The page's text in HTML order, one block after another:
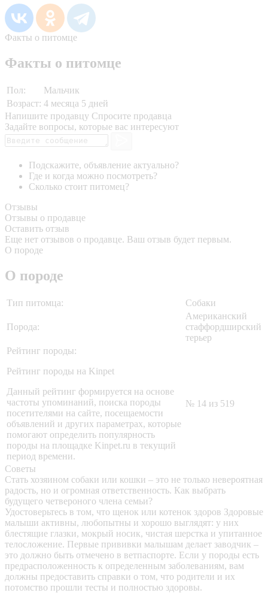
Факты о питомце
Факты о питомце
Пол:
Мальчик
Возраст: 4 месяца 5 дней
Напишите продавцу Спросите продавца
Задайте вопросы, которые вас интересуют
Подскажите, объявление актуально?
Где и когда можно посмотреть?
Сколько стоит питомец?
Отзывы
Отзывы о продавце
Оставить отзыв
Еще нет отзывов о продавце. Ваш отзыв будет первым.
О породе
О породе
Тип питомца: Собаки
Порода:
Американский
стаффордширский
терьер
Рейтинг породы:
Рейтинг породы на Kinpet
Данный рейтинг формируется на основе
частоты упоминаний, поиска породы
посетителями на сайте, посещаемости
объявлений и других параметрах, которые
помогают определить популярность
породы на площадке Kinpet.ru в текущий
период времени.
№ 14 из 519
Советы
Стать хозяином собаки или кошки – это не только невероятная
радость, но и огромная ответственность. Как выбрать
будущего четвероного члена семьи?
Удостоверьтесь в том, что щенок или котенок здоров Здоровые
малыши активны, любопытны и хорошо выглядят: у них
блестящие глазки, мокрый носик, чистая шерстка и упитанное
телосложение. Первые прививки малышам делает заводчик –
это должно быть отмечено в ветпаспорте. Если у породы есть
предрасположенность к определенным заболеваниям, вам
должны предоставить справки о том, что родители и их
потомство прошли тесты и полностью здоровы.